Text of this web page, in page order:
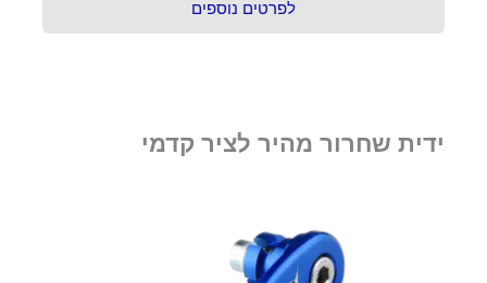
לפרטים נוספים
ידית שחרור מהיר לציר קדמי